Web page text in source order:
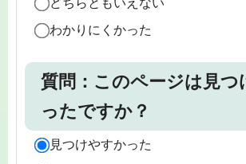
わかりにくかった
質問：このページは見つ
ったですか？
見つけやすかった